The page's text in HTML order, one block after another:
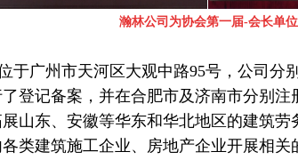
瀚林公司为协会第一届-会长单位
广州市天河区大观中路95号，公司分
登记备案，并在合肥市及济南市分别
山东、安徽等华东和华北地区的建筑
类建筑施工企业、房地产企业开展相关